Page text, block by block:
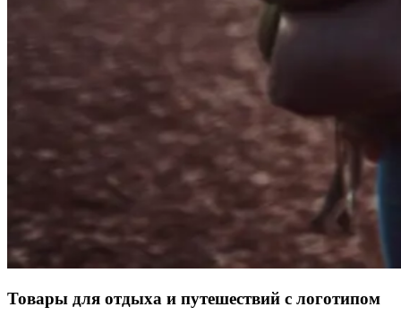
Товары для отдыха и путешествий с логотипом